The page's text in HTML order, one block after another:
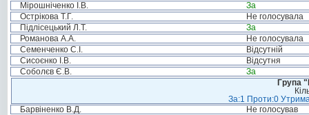
Мірошніченко І.В.
За
Острікова Т.Г.
Не голосувала
Підлісецький Л.Т.
За
Романова А.А.
Не голосувала
Семенченко С.І.
Відсутній
Сисоєнко І.В.
Відсутня
Соболєв Є.В.
За
Група
За:1 Проти:0
Барвіненко В.Д.
Не голосував